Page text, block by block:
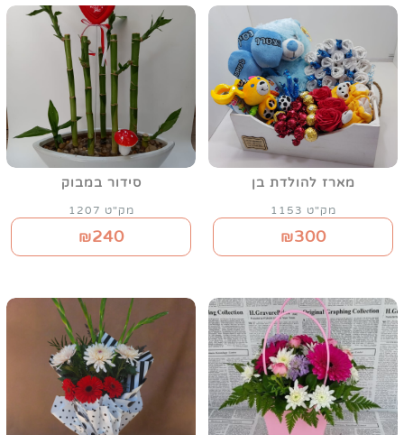
מארז להולדת בן
מק"ט 1153
₪300
סידור במבוק
מק"ט 1207
₪240